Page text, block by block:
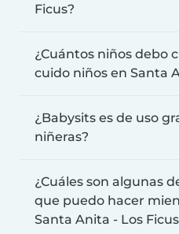
Ficus?
¿Cuántos niños debo
cuido niños en Santa
¿Babysits es de uso
niñeras?
¿Cuáles son algunas
que puedo hacer
Santa Anita - Los